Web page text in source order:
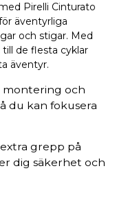
Pirelli Cinturato
äventyrliga
och stigar. Med
till de flesta cyklar
äventyr.
montering och
du kan fokusera
extra grepp på
dig säkerhet och